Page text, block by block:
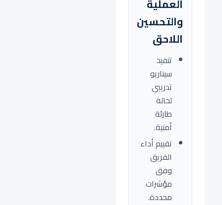
العملية
والتحسين
اللاحق
تنفيذ
سيناريو
تدريبي
لحالة
طارئة
أمنية.
تقييم أداء
الفريق
وفق
مؤشرات
محددة.